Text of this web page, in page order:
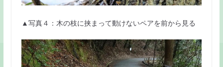
▲写真４：木の枝に挟まって動けないペアを前から見る